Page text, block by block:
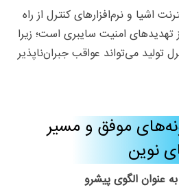
اشیا و نرم‌افزارهای کنترل از راه
تهدیدهای امنیت سایبری است؛ زیرا
تولید می‌تواند عواقب جبران‌ناپذیر
موفق و مسیر
نوین
عنوان الگوی پیشرو